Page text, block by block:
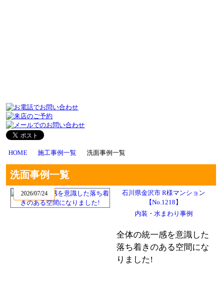
HOME 施工事例一覧 洗面事例一覧
洗面事例一覧
2026/07/24
石川県金沢市 R様マンション
【No.1218】
内装・水まわり事例
全体の統一感を意識した
落ち着きのある空間にな
りました!